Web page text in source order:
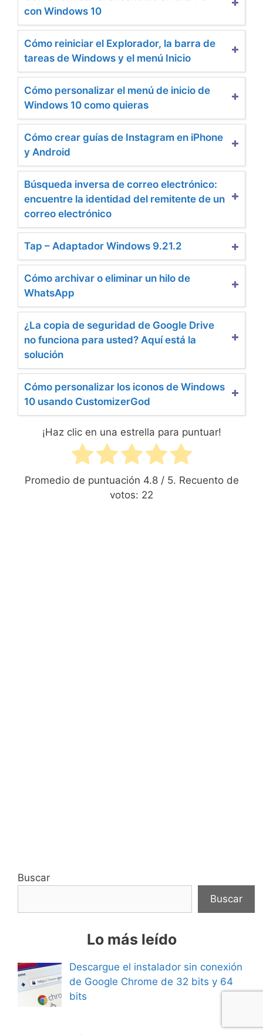
con Windows 10
Cómo reiniciar el Explorador, la barra de
tareas de Windows y el menú Inicio
Cómo personalizar el menú de inicio de
Windows 10 como quieras
Cómo crear guías de Instagram en iPhone
y Android
Búsqueda inversa de correo electrónico:
encuentre la identidad del remitente de un
correo electrónico
Tap – Adaptador Windows 9.21.2
Cómo archivar o eliminar un hilo de
WhatsApp
¿La copia de seguridad de Google Drive
no funciona para usted? Aquí está la
solución
Cómo personalizar los iconos de Windows
10 usando CustomizerGod
¡Haz clic en una estrella para puntuar!
Promedio de puntuación 4.8/ 5. Recuento de
votos: 22
Buscar
Buscar
Lo más leído
Descargue el instalador sin conexión
de Google Chrome de 32 bits y 64
bits